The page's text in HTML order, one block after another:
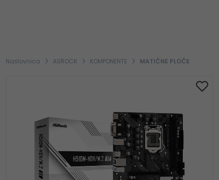
Naslovnica ASROCK KOMPONENTE MATIČNE PLOČE